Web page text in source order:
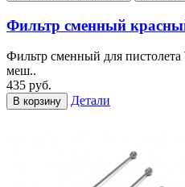
Фильтр сменный
Фильтр сменный для
меш..
435 руб.
В корзину Детали